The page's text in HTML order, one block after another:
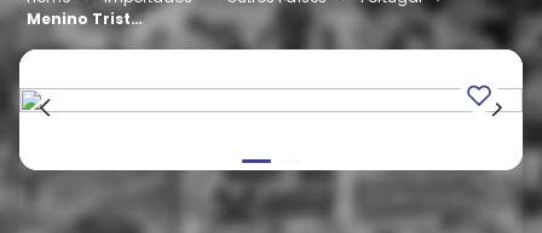
Menino Triste
- A Essência